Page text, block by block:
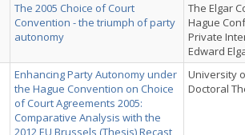
The 2005 Choice of Court
Convention - the triumph of party
autonomy
The Elgar
Hague
Private
Edward
Enhancing Party Autonomy under
the Hague Convention on Choice
of Court Agreements 2005:
Comparative Analysis with the
2012 EU Brussels (Thesis) Recast
University
Doctoral